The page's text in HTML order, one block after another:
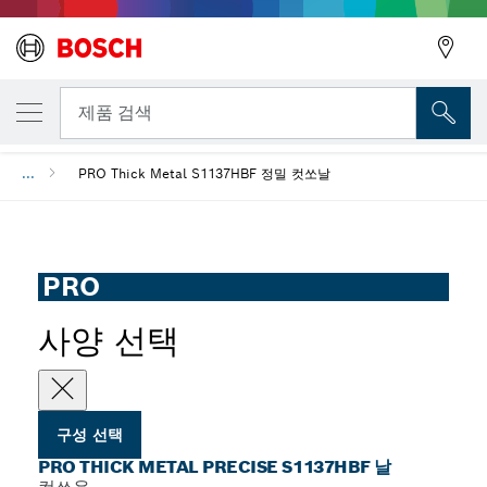
제품 검색
... PRO Thick Metal S1137HBF 정밀 컷쏘날
PRO
사양 선택
구성 선택
PRO THICK METAL PRECISE S1137HBF 날
선택한 변형
PRO Thick Metal precise S1137HBF 날